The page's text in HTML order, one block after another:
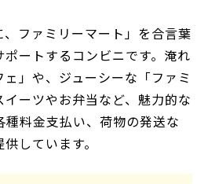
、ファミリーマート」を合言葉
ートするコンビニです。淹れ
」や、ジューシーな「ファミ
ーツやお弁当など、魅力的な
種料金支払い、荷物の発送な
しています。